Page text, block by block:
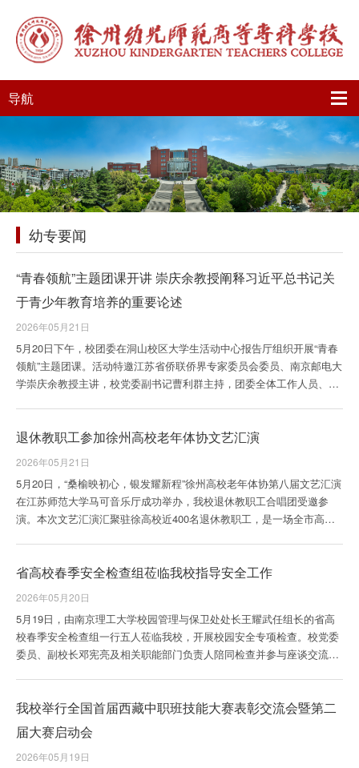
导航
幼专要闻
“青春领航”主题团课开讲 崇庆余教授阐释习近平总书记关
于青少年教育培养的重要论述
2026年05月21日
5月20日下午，校团委在洞山校区大学生活动中心报告厅组织开展“青春
领航”主题团课。活动特邀江苏省侨联侨界专家委员会委员、南京邮电大
学崇庆余教授主讲，校党委副书记曹利群主持，团委全体工作人员、各
释了习近平总书记关于青少年教育培养、注重家庭家教家风建设重要论
名书法家杨岭琴书写的“家教六方”“向学一心...
退休教职工参加徐州高校老年体协文艺汇演
2026年05月21日
5月20日，“桑榆映初心，银发耀新程”徐州高校老年体协第八届文艺汇演
在江苏师范大学马可音乐厅成功举办，我校退休教职工合唱团受邀参
演。本次文艺汇演汇聚驻徐高校近400名退休教职工，是一场全市高校
红歌与手势舞巧妙融合，真挚动人的精彩展演，唱响情怀，舞动心意，
声。我校退休教职工合唱团平均年龄73岁，接到...
省高校春季安全检查组莅临我校指导安全工作
2026年05月20日
5月19日，由南京理工大学校园管理与保卫处处长王耀武任组长的省高
校春季安全检查组一行五人莅临我校，开展校园安全专项检查。校党委
委员、副校长邓宪亮及相关职能部门负责人陪同检查并参与座谈交流。
学校规范化管理成效与发展规划。台账资料审核完毕后，检查组前往洞
山校区开展实地检查，依次巡查综合楼、警务室、实训中心、食堂、二
号公寓、消控室、开闭所、山林、门卫室等点位。检...
我校举行全国首届西藏中职班技能大赛表彰交流会暨第二
届大赛启动会
2026年05月19日